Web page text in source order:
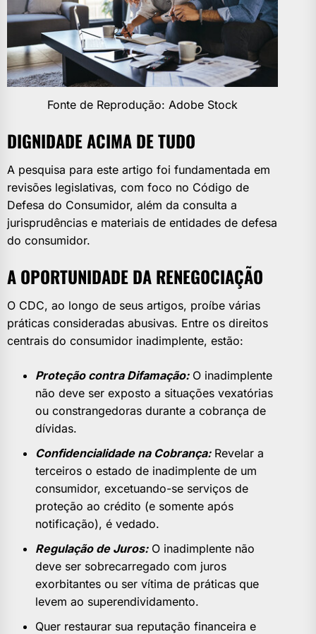
Fonte de Reprodução: Adobe Stock
DIGNIDADE ACIMA DE TUDO
A pesquisa para este artigo foi fundamentada em
revisões legislativas, com foco no Código de
Defesa do Consumidor, além da consulta a
jurisprudências e materiais de entidades de defesa
do consumidor.
A OPORTUNIDADE DA RENEGOCIAÇÃO
O CDC, ao longo de seus artigos, proíbe várias
práticas consideradas abusivas. Entre os direitos
centrais do consumidor inadimplente, estão:
Proteção contra Difamação:O inadimplente
não deve ser exposto a situações vexatórias
ou constrangedoras durante a cobrança de
dívidas.
Confidencialidade na Cobrança:Revelar a
terceiros o estado de inadimplente de um
consumidor, excetuando-se serviços de
proteção ao crédito (e somente após
notificação), é vedado.
Regulação de Juros:O inadimplente não
deve ser sobrecarregado com juros
exorbitantes ou ser vítima de práticas que
levem ao superendividamento.
Quer restaurar sua reputação financeira e